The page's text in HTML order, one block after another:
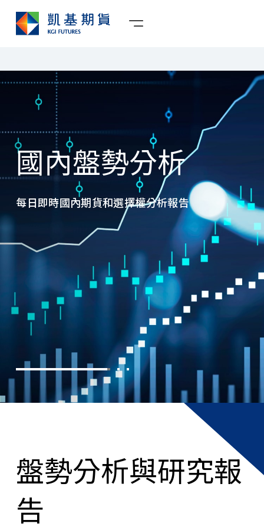
國外盤勢分析日
每日國外市場晨報和午報
盤勢分析與研究報
告